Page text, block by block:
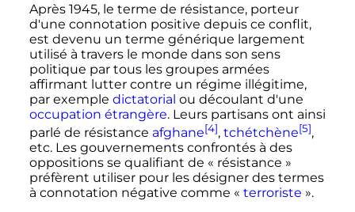
Après 1945, le terme de résistance, porteur
d'une connotation positive depuis ce conflit,
est devenu un terme générique largement
utilisé à travers le monde dans son sens
politique par tous les groupes armées
affirmant lutter contre un régime illégitime,
par exemple dictatorial ou découlant d'une
occupation étrangère. Leurs partisans ont ainsi
parlé de résistance afghane[4], tchétchène[5],
etc. Les gouvernements confrontés à des
oppositions se qualifiant de « résistance »
préfèrent utiliser pour les désigner des termes
à connotation négative comme « terroriste ».